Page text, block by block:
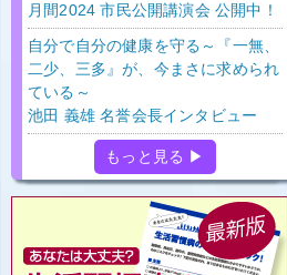
月間2024 市民公開講演会 公開中！
自分で自分の健康を守る～『一無、
二少、三多』が、今まさに求められ
ている～
池田 義雄 名誉会長インタビュー
もっと見る ▶